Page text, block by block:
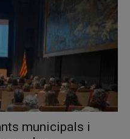
municipals i